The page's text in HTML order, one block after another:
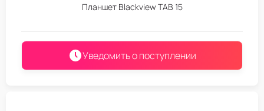
Планшет Blackview TAB 15
Уведомить о поступлении